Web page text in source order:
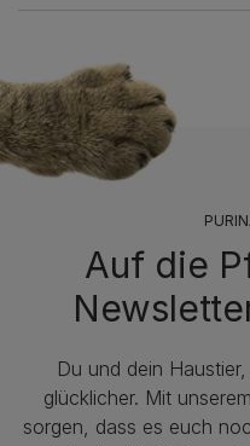
Auf die
Du und dein
glücklicher. Mit
sorgen, dass es euch